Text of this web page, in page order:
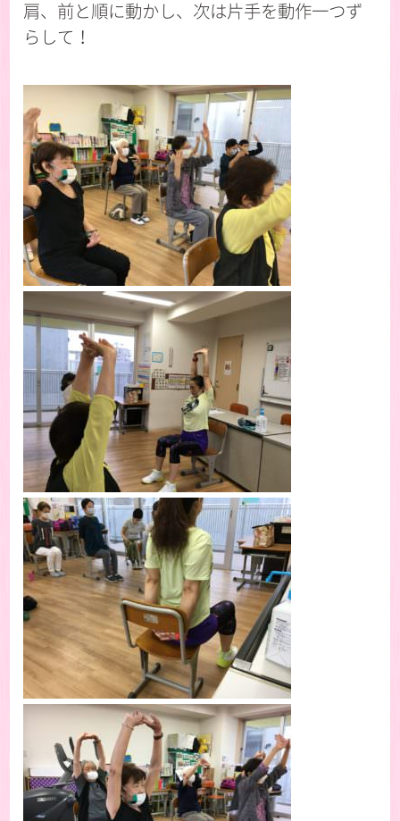
肩、前と順に動かし、次は片手を動作一つず
らして！